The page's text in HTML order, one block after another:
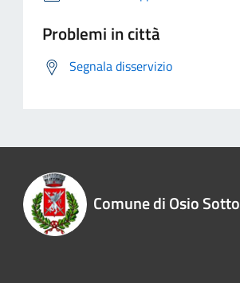
Problemi in città
Segnala disservizio
Comune di Osio Sotto